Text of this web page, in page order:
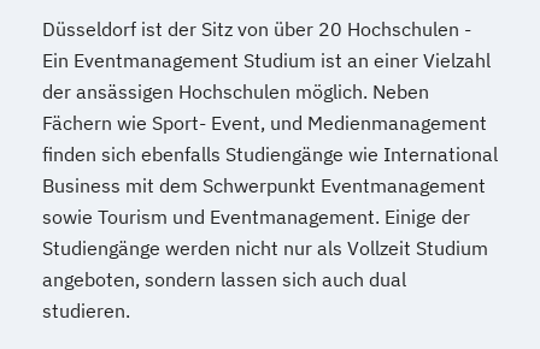
Düsseldorf ist der Sitz von über 20 Hochschulen -
Ein Eventmanagement Studium ist an einer Vielzahl
der ansässigen Hochschulen möglich. Neben
Fächern wie Sport- Event, und Medienmanagement
finden sich ebenfalls Studiengänge wie International
Business mit dem Schwerpunkt Eventmanagement
sowie Tourism und Eventmanagement. Einige der
Studiengänge werden nicht nur als Vollzeit Studium
angeboten, sondern lassen sich auch dual
studieren.